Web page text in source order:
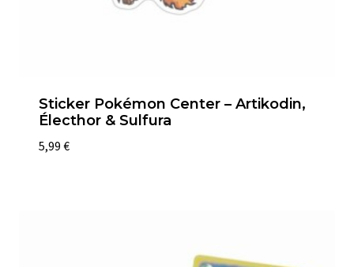
Sticker Pokémon Center – Artikodin,
Électhor & Sulfura
5,99 €